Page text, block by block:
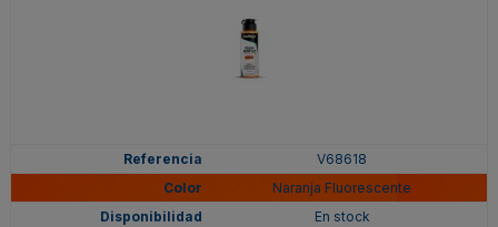
V68618
Naranja Fluorescente
En stock